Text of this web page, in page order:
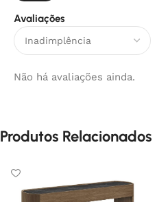
Avaliações
Não há avaliações ainda.
Produtos Relacionados